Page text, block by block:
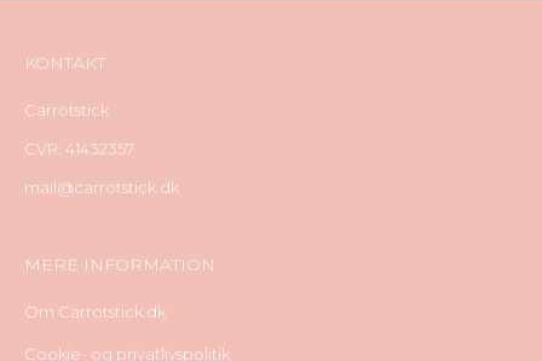
KONTAKT
Carrotstick
CVR: 41432357
mail@carrotstick.dk
MERE INFORMATION
Om Carrotstick.dk
Cookie- og privatlivspolitik